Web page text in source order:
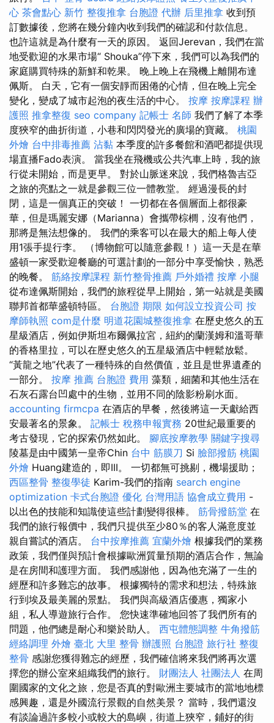
心 茶會點心 新竹 整復推拿 台胞證 代辦 后里推拿 收到預
訂數據後，您將在幾分鐘內收到我們的確認和付款信息。
也許這就是為什麼有一天的原因。 返回Jerevan，我們在當
地受歡迎的水果市場“ Shouka”停下來，我們可以為我們的
家庭購買特殊的新鮮和乾果。 晚上晚上在飛機上離開布達
佩斯。 白天，它有一個安靜而困倦的心情，但在晚上完全
變化，變成了城市起泡的夜生活的中心。 按摩 按摩課程 辦
護照 推拿整復 seo company 記帳士 名師 我們了解了本季
度狹窄的曲折街道，小巷和閃閃發光的廣場的寶藏。 桃園
外燴 台中排毒推薦 沾黏 本季度的許多餐館和酒吧都提供現
場直播Fado表演。 當我坐在飛機或公共汽車上時，我的旅
行從未開始，而是更早。 對於山脈迷來說，我們格魯吉亞
之旅的亮點之一就是參觀三位一體教堂。 經過漫長的封
閉，這是一個真正的突破！ 一切都在各個層面上都很豪
華，但是瑪麗安娜（Marianna）會攜帶棕櫚，沒有他們，
那將是無法想像的。 我們的乘客可以在最大的船上每人使
用1張手提行李。 （博物館可以隨意參觀！）這一天是在華
盛頓一家受歡迎餐廳的可選計劃的一部分中享受愉快，熟悉
的晚餐。 筋絡按摩課程 新竹整骨推薦 戶外婚禮 按摩 小腿
從布達佩斯開始，我們的旅程從早上開始，第一站就是美國
聯邦首都華盛頓特區。 台胞證 期限 如何設立投資公司 按
摩師執照 com是什麼 明道花園城整復推拿 在歷史悠久的五
星級酒店，例如伊斯坦布爾佩拉宮，紐約的蘭漢姆和溫哥華
的香格里拉，可以在歷史悠久的五星級酒店中輕鬆放鬆。
“黃龍之地”代表了一種特殊的自然價值，並且是世界遺產的
一部分。 按摩 推薦 台胞證 費用 藻類，細菌和其他生活在
石灰石露台凹處中的生物，並用不同的陰影粉刷水面。
accounting firmcpa 在酒店的早餐，然後將這一天獻給西
安最著名的景象。 記帳士 稅務申報實務 20世紀最重要的
考古發現，它的探索仍然如此。 腳底按摩教學 關鍵字搜尋
陵墓是由中國第一皇帝Chin 台中 筋膜刀 Si 臉部撥筋 桃園
外燴 Huang建造的，即III。 一切都無可挑剔，機場援助；
西區整骨 整復學徒 Karim-我們的指南 search engine
optimization 卡式台胞證 優化 台灣用語 協會成立費用 -
以出色的技能和知識使這些計劃變得很棒。 筋骨撥筋堂 在
我們的旅行報價中，我們只提供至少80％的客人滿意度並
親自嘗試的酒店。 台中按摩推薦 宜蘭外燴 根據我們的業務
政策，我們僅與預計會根據歐洲質量預期的酒店合作，無論
是在房間和護理方面。 我們感謝他，因為他充滿了一生的
經歷和許多難忘的故事。 根據獨特的需求和想法，特殊旅
行到埃及最美麗的景點。 我們與高級酒店優惠，獨家小
組，私人導遊旅行合作。 您快速準確地回答了我們所有的
問題，他們總是耐心和樂於助人。 西屯體態調整 牛角撥筋
經絡調理 外燴 臺北 大里 整骨 辦護照 台胞證 旅行社 整復
整骨 感謝您獲得難忘的經歷，我們確信將來我們將再次選
擇您的辦公室來組織我們的旅行。 財團法人 社團法人 在周
圍國家的文化之旅，您是否真的對歐洲主要城市的當地地標
感興趣，還是外國流行景觀的自然美景？ 當時，我們還沒
有談論過許多較小或較大的島嶼，街道上狹窄，鋪好的街